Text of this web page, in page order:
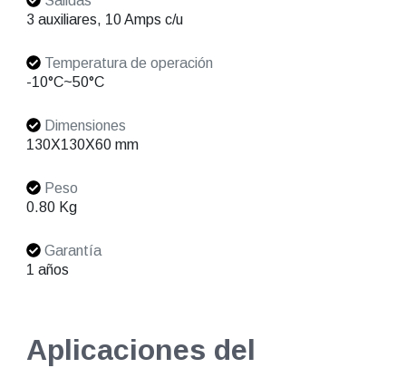
3 auxiliares, 10 Amps c/u
Temperatura de operación
-10°C~50°C
Dimensiones
130X130X60 mm
Peso
0.80 Kg
Garantía
1 años
Aplicaciones del